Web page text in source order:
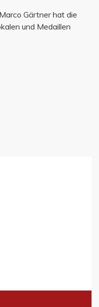
Gärtner hat die
und Medaillen